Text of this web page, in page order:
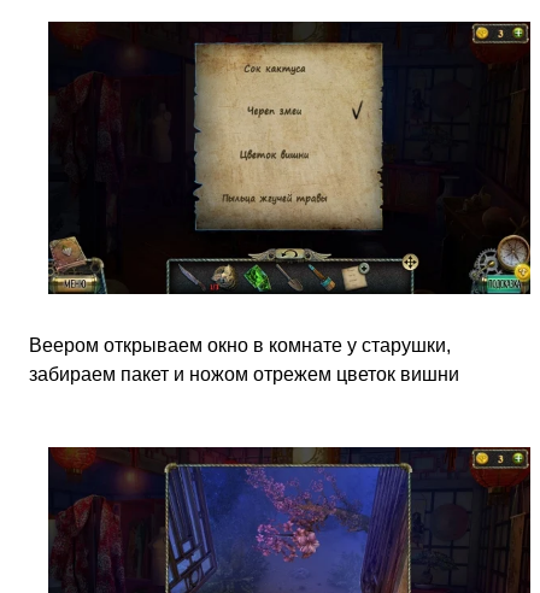
Веером открываем окно в комнате у старушки,
забираем пакет и ножом отрежем цветок вишни